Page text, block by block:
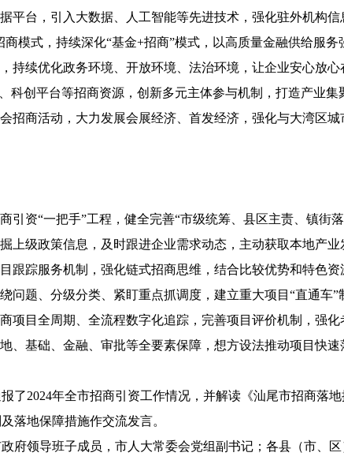
平台，引入大数据、人工智能等先进技术，强化驻外机构信
模式，持续深化“基金+招商”模式，以高质量金融供给服务
持续优化政务环境、开放环境、法治环境，让企业安心放心
科创平台等招商资源，创新多元主体参与机制，打造产业集
招商活动，大力发展会展经济、首发经济，强化与大湾区
引资“一把手”工程，健全完善“市级统筹、县区主责、镇街
上级政策信息，及时跟进企业需求动态，主动获取本地产业
跟踪服务机制，强化链式招商思维，结合比较优势和特色资
问题、分级分类、紧盯重点抓调度，建立重大项目“直通车”
项目全周期、全流程数字化追踪，完善项目评价机制，强化
、基础、金融、审批等全要素保障，想方设法推动项目快速
2024年全市招商引资工作情况，并解读《汕尾市招商落地
落地保障措施作交流发言。
领导班子成员，市人大常委会党组副书记；各县（市、